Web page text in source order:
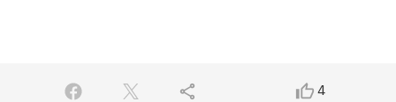
share thumb_up_alt4